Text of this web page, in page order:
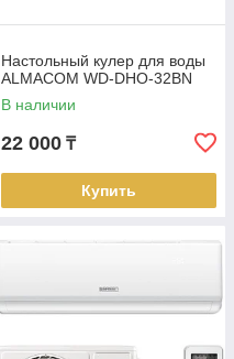
Настольный кулер для воды
ALMACOM WD-DHO-32BN
В наличии
22 000 ₸
Купить